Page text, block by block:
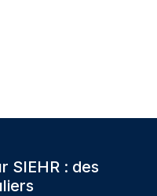
SIEHR : des